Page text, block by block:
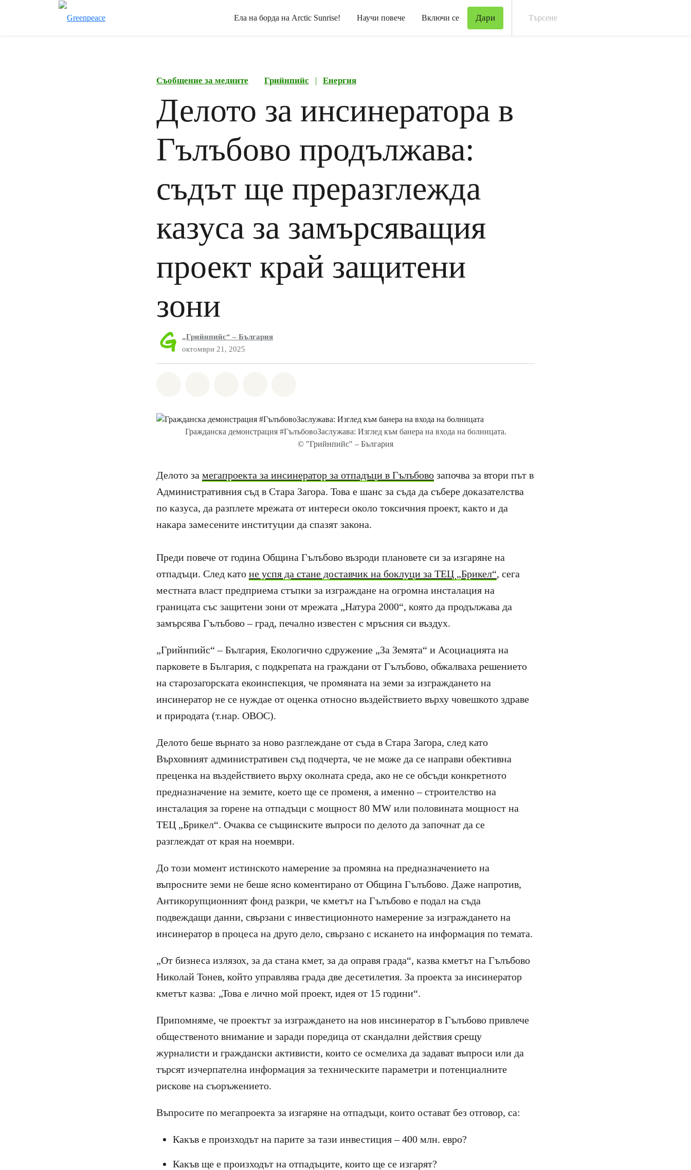
Ела на борда на Arctic Sunrise! Научи повече Включи се Дари
Съобщение за медиите Грийнпийс | Енергия
Делото за инсинератора в
Гълъбово продължава:
съдът ще преразглежда
казуса за замърсяващия
проект край защитени
зони
„Грийнпийс“ – България
октомври 21, 2025
Гражданска демонстрация #ГълъбовоЗаслужава: Изглед към банера на входа на болницата.
© "Грийнпийс" – България
Делото за мегапроекта за инсинератор за отпадъци в Гълъбово започва за втори път в
Административния съд в Стара Загора. Това е шанс за съда да събере доказателства
по казуса, да разплете мрежата от интереси около токсичния проект, както и да
накара замесените институции да спазят закона.
Преди повече от година Община Гълъбово възроди плановете си за изгаряне на
отпадъци. След като не успя да стане доставчик на боклуци за ТЕЦ „Брикел“, сега
местната власт предприема стъпки за изграждане на огромна инсталация на
границата със защитени зони от мрежата „Натура 2000“, която да продължава да
замърсява Гълъбово – град, печално известен с мръсния си въздух.
„Грийнпийс“ – България, Екологично сдружение „За Земята“ и Асоциацията на
парковете в България, с подкрепата на граждани от Гълъбово, обжалваха решението
на старозагорската екоинспекция, че промяната на земи за изграждането на
инсинератор не се нуждае от оценка относно въздействието върху човешкото здраве
и природата (т.нар. ОВОС).
Делото беше върнато за ново разглеждане от съда в Стара Загора, след като
Върховният административен съд подчерта, че не може да се направи обективна
преценка на въздействието върху околната среда, ако не се обсъди конкретното
предназначение на земите, което ще се променя, а именно – строителство на
инсталация за горене на отпадъци с мощност 80 MW или половината мощност на
ТЕЦ „Брикел“. Очаква се същинските въпроси по делото да започнат да се
разглеждат от края на ноември.
До този момент истинското намерение за промяна на предназначението на
въпросните земи не беше ясно коментирано от Община Гълъбово. Даже напротив,
Антикорупционният фонд разкри, че кметът на Гълъбово е подал на съда
подвеждащи данни, свързани с инвестиционното намерение за изграждането на
инсинератор в процеса на друго дело, свързано с искането на информация по темата.
„От бизнеса излязох, за да стана кмет, за да оправя града“, казва кметът на Гълъбово
Николай Тонев, който управлява града две десетилетия. За проекта за инсинератор
кметът казва: „Това е лично мой проект, идея от 15 години“.
Припомняме, че проектът за изграждането на нов инсинератор в Гълъбово привлече
общественото внимание и заради поредица от скандални действия срещу
журналисти и граждански активисти, които се осмелиха да задават въпроси или да
търсят изчерпателна информация за техническите параметри и потенциалните
рискове на съоръжението.
Въпросите по мегапроекта за изгаряне на отпадъци, които остават без отговор, са:
Какъв е произходът на парите за тази инвестиция – 400 млн. евро?
Какъв ще е произходът на отпадъците, които ще се изгарят?